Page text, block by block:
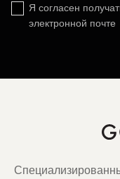
Я согласен
электронной почте